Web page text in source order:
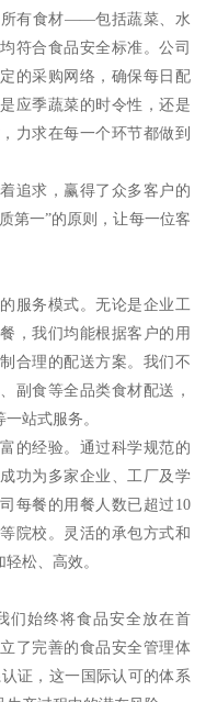
所有食材——包括蔬菜、水
符合食品安全标准。公司
的采购网络，确保每日配
应季蔬菜的时令性，还是
力求在每一个环节都做到
追求，赢得了众多客户的
第一”的原则，让每一位客
服务模式。无论是企业工
，我们均能根据客户的用
合理的配送方案。我们不
副食等全品类食材配送，
站式服务。
的经验。通过科学规范的
功为多家企业、工厂及学
每餐的用餐人数已超过10
院校。灵活的承包方式和
松、高效。
们始终将食品安全放在首
了完善的食品安全管理体
证，这一国际认可的体系